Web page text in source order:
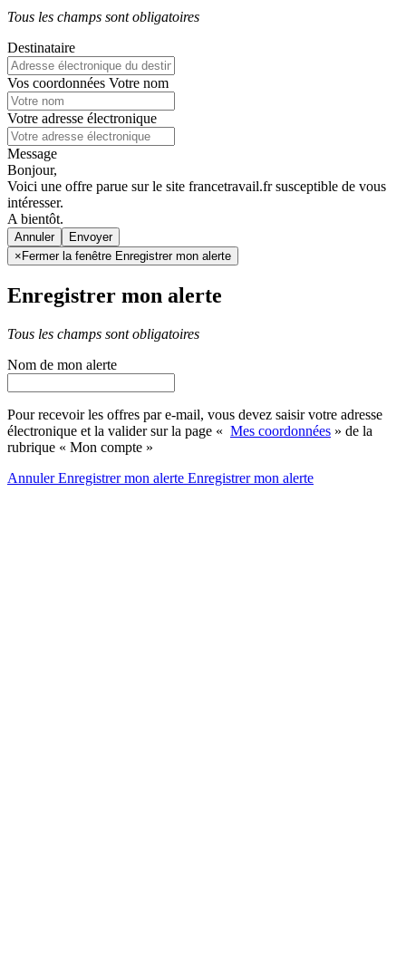
Tous les champs sont obligatoires
Destinataire
Vos coordonnées Votre nom
Votre adresse électronique
Message
Bonjour,
Voici une offre parue sur le site francetravail.fr susceptible de vous
intéresser.
A bientôt.
Annuler
× Fermer la fenêtre Enregistrer mon alerte
Enregistrer mon alerte
Tous les champs sont obligatoires
Nom de mon alerte
Pour recevoir les offres par e-mail, vous devez saisir votre adresse
électronique et la valider sur la page « Mes coordonnées » de la
rubrique « Mon compte »
AnnulerEnregistrer mon alerte Enregistrermon alerte